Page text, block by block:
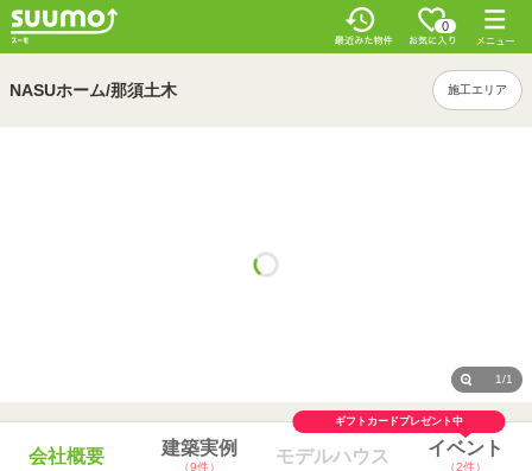
0
NASUホーム/那須土木 施工エリア
1/1
会社概要 建築実例
（9件）
ギフトカードプレゼント中
モデルハウス イベント
（2件）